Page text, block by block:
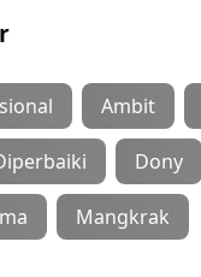
Ambit
Dony
Mangkrak